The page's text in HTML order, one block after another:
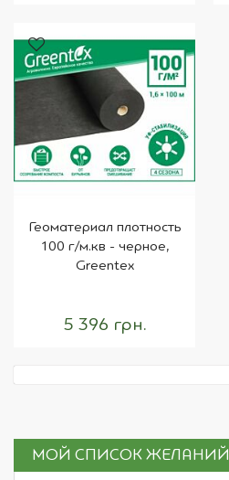
Геоматериал плотность
100 г/м.кв - черное,
Greentex
5 396 грн.
МОЙ СПИСОК ЖЕЛАНИЙ